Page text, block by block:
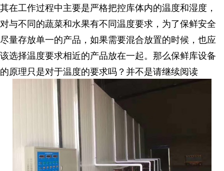
其在工作过程中主要是严格把控库体内的温度和湿度，
对与不同的蔬菜和水果有不同温度要求，为了保鲜安全
尽量存放单一的产品，如果需要混合放置的时候，也应
该选择温度要求相近的产品放在一起。那么保鲜库设备
的原理只是对于温度的要求吗？并不是请继续阅读